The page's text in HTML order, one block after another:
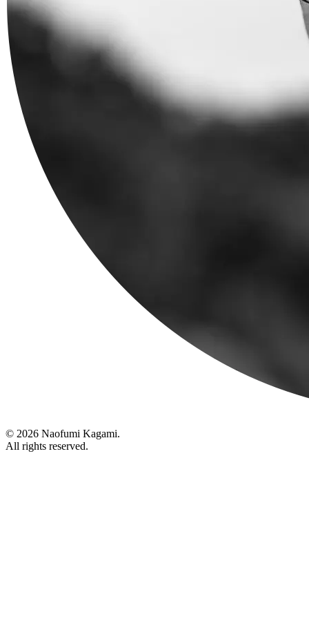
© 2026 Naofumi Kagami.
All rights reserved.